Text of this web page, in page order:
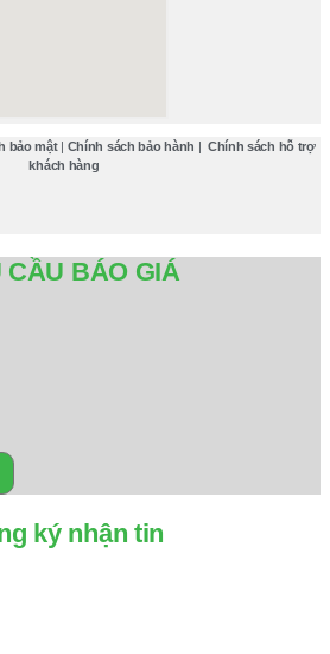
bảo mật| Chính sách bảo hành | Chính sách hỗ trợ
khách hàng
CẦU BÁO GIÁ
ký nhận tin